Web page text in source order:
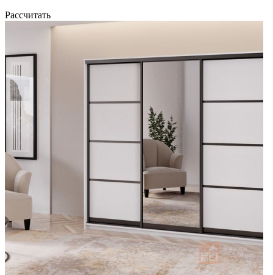
Рассчитать